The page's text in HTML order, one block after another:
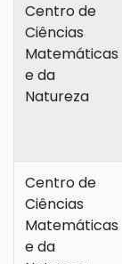
Centro de
Ciências
Matemáticas
e da
Natureza
Centro de
Ciências
Matemáticas
e da